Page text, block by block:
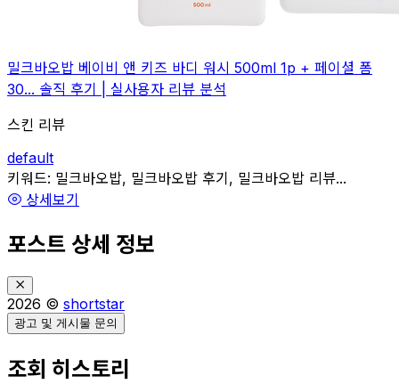
밀크바오밥 베이비 앤 키즈 바디 워시 500ml 1p + 페이셜 폼
30... 솔직 후기 | 실사용자 리뷰 분석
스킨 리뷰
default
관련
키워드: 밀크바오밥, 밀크바오밥 후기, 밀크바오밥 리뷰...
상세보기
포스트 상세 정보
2026 © shortstar
광고 및 게시물 문의
조회 히스토리